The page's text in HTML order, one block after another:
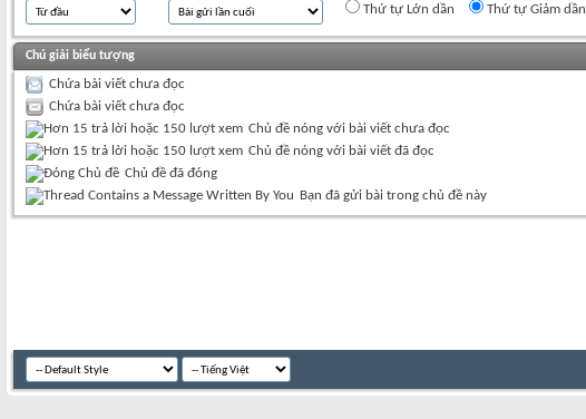
Thứ tự Lớn dần
Thứ tự Giảm dần
Chú giải biểu tượng
Chứa bài viết chưa đọc
Chứa bài viết chưa đọc
Chủ đề nóng với bài viết chưa đọc
Chủ đề nóng với bài viết đã đọc
Chủ đề đã đóng
Bạn đã gửi bài trong chủ đề này